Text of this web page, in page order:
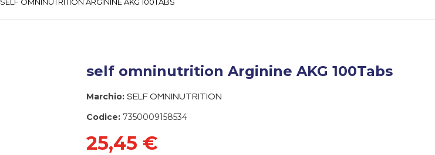
self omninutrition Arginine AKG 100Tabs
Marchio: SELF OMNINUTRITION
Codice: 7350009158534
25,45 €